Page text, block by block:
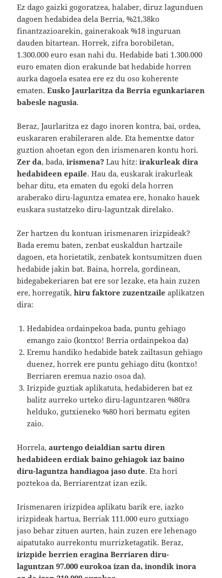
Ez dago gaizki gogoratzea, halaber, diruz lagunduen
dagoen hedabidea dela Berria, %21,38ko
finantzazioarekin, gainerakoak %18 inguruan
dauden bitartean. Horrek, zifra borobiletan,
1.300.000 euro esan nahi du. Hedabide bati 1.300.000
euro ematen dion erakunde bat hedabide horren
aurka dagoela esatea ere ez du oso koherente
ematen.Eusko Jaurlaritza da Berria egunkariaren
babesle nagusia.
Beraz, Jaurlaritza ez dago inoren kontra, bai, ordea,
euskararen erabileraren alde. Eta hementxe dator
guztion ahoetan egon den irismenaren kontu hori.
Zer da, bada, irismena? Lau hitz: irakurleak dira
hedabideen epaile. Hau da, euskarak irakurleak
behar ditu, eta ematen du egoki dela horren
araberako diru-laguntza ematea ere, honako hauek
euskara sustatzeko diru-laguntzak direlako.
Zer hartzen du kontuan irismenaren irizpideak?
Bada eremu baten, zenbat euskaldun hartzaile
dagoen, eta horietatik, zenbatek kontsumitzen duen
hedabide jakin bat. Baina, horrela, gordinean,
bidegabekeriaren bat ere sor lezake, eta hain zuzen
ere, horregatik,hiru faktore zuzentzaile aplikatzen
dira:
Hedabidea ordainpekoa bada, puntu gehiago
emango zaio (kontxo! Berria ordainpekoa da)
Eremu handiko hedabide batek zailtasun gehiago
duenez, horrek ere puntu gehiago ditu (kontxo!
Berriaren eremua nazio osoa da).
Irizpide guztiak aplikatuta, hedabideren bat ez
balitz aurreko urteko diru-laguntzaren %80ra
helduko, gutxieneko %80 hori bermatu egiten
zaio.
Horrela,aurtengo deialdian sartu diren
hedabideen erdiak baino gehiagok iaz baino
diru-laguntza handiagoa jaso dute. Eta hori
poztekoa da, Berriarentzat izan ezik.
Irismenaren irizpidea aplikatu barik ere, iazko
irizpideak hartua, Berriak 111.000 euro gutxiago
jaso behar zituen aurten, hain zuzen ere lehenago
aipatutako aurrekontu murrizketagatik. Beraz,
irizpide berrien eragina Berriaren diru-
laguntzan 97.000 eurokoa izan da, inondik inora